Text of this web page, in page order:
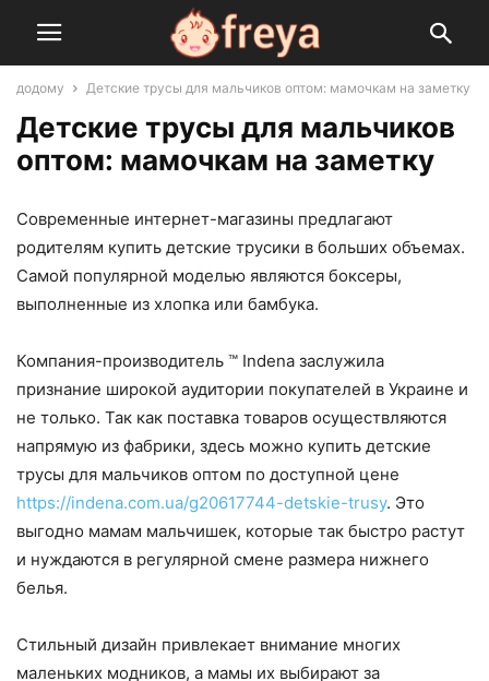
додому Детские трусы для мальчиков оптом: мамочкам на заметку
Детские трусы для мальчиков
оптом: мамочкам на заметку
Современные интернет-магазины предлагают
родителям купить детские трусики в больших объемах.
Самой популярной моделью являются боксеры,
выполненные из хлопка или бамбука.
Компания-производитель ™ Indena заслужила
признание широкой аудитории покупателей в Украине и
не только. Так как поставка товаров осуществляются
напрямую из фабрики, здесь можно купить детские
трусы для мальчиков оптом по доступной цене
https://indena.com.ua/g20617744-detskie-trusy. Это
выгодно мамам мальчишек, которые так быстро растут
и нуждаются в регулярной смене размера нижнего
белья.
Стильный дизайн привлекает внимание многих
маленьких модников, а мамы их выбирают за